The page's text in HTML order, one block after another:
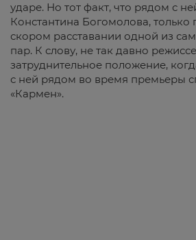
ударе. Но тот факт, что рядом с
Константина Богомолова, только
скором расставании одной из
пар. К слову, не так давно
затруднительное положение,
с ней рядом во время премьеры
«Кармен».